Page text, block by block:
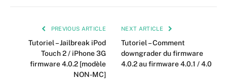
PREVIOUS ARTICLE
Tutoriel – Jailbreak iPod
Touch 2 / iPhone 3G
firmware 4.0.2 [modèle
NON-MC]
NEXT ARTICLE
Tutoriel – Comment
downgrader du firmware
4.0.2 au firmware 4.0.1 / 4.0